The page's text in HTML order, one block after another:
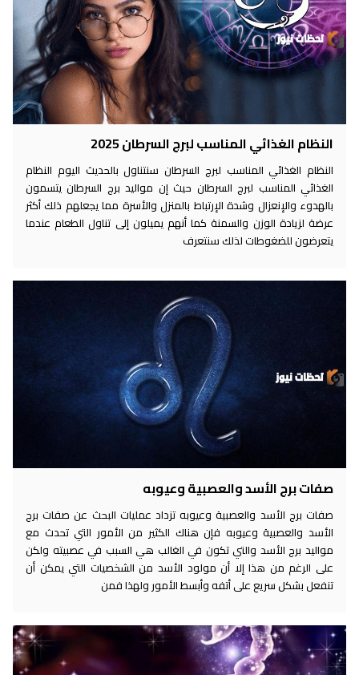
النظام الغذائي المناسب لبرج السرطان 2025
النظام الغذائي المناسب لبرج السرطان سنتناول بالحديث اليوم النظام
الغذائي المناسب لبرج السرطان حيث إن مواليد برج السرطان يتسمون
بالهدوء والإنعزال وشدة الإرتباط بالمنزل والأسرة مما يجعلهم ذلك أكثر
عرضة لزيادة الوزن والسمنة كما أنهم يميلون إلى تناول الطعام عندما
يتعرضون للضغوطات لذلك سنتعرف
صفات برج الأسد والعصبية وعيوبه
صفات برج الأسد والعصبية وعيوبه تزداد عمليات البحث عن صفات برج
الأسد والعصبية وعيوبه فإن هناك الكثير من الأمور التي تحدث مع
مواليد برج الأسد والتي تكون في الغالب هي السبب في عصبيته ولكن
على الرغم من هذا إلا أن مولود الأسد من الشخصيات التي يمكن أن
تنفعل بشكل سريع على أتفه وأبسط الأمور ولهذا فمن